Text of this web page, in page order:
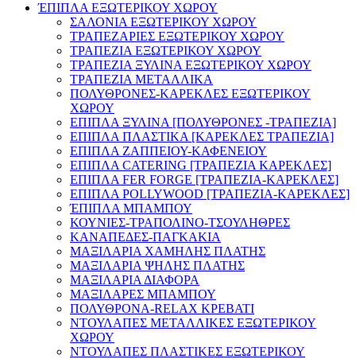
ΈΠΙΠΛΑ ΕΞΩΤΕΡΙΚΟΥ ΧΩΡΟΥ
ΣΑΛΟΝΙΑ ΕΞΩΤΕΡΙΚΟΥ ΧΩΡΟΥ
ΤΡΑΠΕΖΑΡΙΕΣ ΕΞΩΤΕΡΙΚΟΥ ΧΩΡΟΥ
ΤΡΑΠΕΖΙΑ ΕΞΩΤΕΡΙΚΟΥ ΧΩΡΟΥ
ΤΡΑΠΕΖΙΑ ΞΥΛΙΝΑ ΕΞΩΤΕΡΙΚΟΥ ΧΩΡΟΥ
ΤΡΑΠΕΖΙΑ ΜΕΤΑΛΛΙΚΑ
ΠΟΛΥΘΡΟΝΕΣ-ΚΑΡΕΚΛΕΣ ΕΞΩΤΕΡΙΚΟΥ
ΧΩΡΟΥ
ΕΠΙΠΛΑ ΞΥΛΙΝΑ [ΠΟΛΥΘΡΟΝΕΣ -ΤΡΑΠΕΖΙΑ]
ΕΠΙΠΛΑ ΠΛΑΣΤΙΚΑ [ΚΑΡΕΚΛΕΣ ΤΡΑΠΕΖΙΑ]
ΕΠΙΠΛΑ ΖΑΠΠΕΙΟΥ-ΚΑΦΕΝΕΙΟΥ
ΕΠΙΠΛΑ CATERING [ΤΡΑΠΕΖΙΑ ΚΑΡΕΚΛΕΣ]
ΕΠΙΠΛΑ FER FORGE [ΤΡΑΠΕΖΙΑ-ΚΑΡΕΚΛΕΣ]
ΕΠΙΠΛΑ POLLYWOOD [ΤΡΑΠΕΖΙΑ-ΚΑΡΕΚΛΕΣ]
ΈΠΙΠΛΑ ΜΠΑΜΠΟΥ
ΚΟΥΝΙΕΣ-TΡΑΠΟΛΙΝΟ-ΤΣΟΥΛΗΘΡΕΣ
ΚΑΝΑΠΕΔΕΣ-ΠΑΓΚΑΚΙΑ
ΜΑΞΙΛΑΡΙΑ ΧΑΜΗΛΗΣ ΠΛΑΤΗΣ
ΜΑΞΙΛΑΡΙΑ ΨΗΛΗΣ ΠΛΑΤΗΣ
ΜΑΞΙΛΑΡΙΑ ΔΙΑΦΟΡΑ
ΜΑΞΙΛΑΡΕΣ ΜΠΑΜΠΟΥ
ΠΟΛΥΘΡΟΝΑ-RELAX ΚΡΕΒΑΤΙ
ΝΤΟΥΛΑΠΕΣ ΜΕΤΑΛΛΙΚΕΣ ΕΞΩΤΕΡΙΚΟΥ
ΧΩΡΟΥ
ΝΤΟΥΛΑΠΕΣ ΠΛΑΣΤΙΚΕΣ ΕΞΩΤΕΡΙΚΟΥ